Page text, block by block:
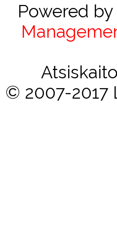
Powered by
© 2007-2017